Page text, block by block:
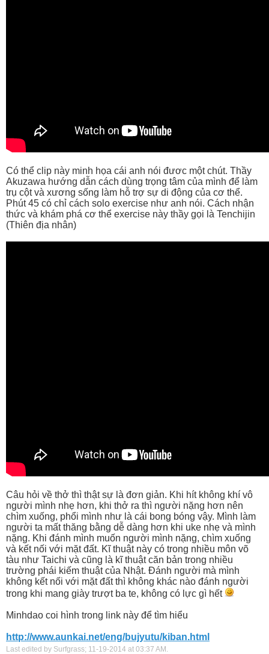
Có thể clip này minh họa cái anh nói đươc một chút. Thầy
Akuzawa hướng dẫn cách dùng trọng tâm của mình để làm
trụ cột và xương sống làm hỗ trợ sự di động của cơ thể.
Phút 45 có chỉ cách solo exercise như anh nói. Cách nhận
thức và khám phá cơ thể exercise này thầy gọi là Tenchijin
(Thiên địa nhân)
Câu hỏi về thở thì thật sự là đơn giản. Khi hít không khí vô
người mình nhẹ hơn, khi thở ra thì người nặng hơn nên
chìm xuống, phổi mình như là cái bong bóng vậy. Mình làm
người ta mất thăng bằng dễ dàng hơn khi uke nhẹ và mình
nặng. Khi đánh mình muốn người mình nặng, chìm xuống
và kết nối với mặt đất. Kĩ thuật này có trong nhiều môn võ
tàu như Taichi và cũng là kĩ thuật căn bản trong nhiều
trường phái kiếm thuật của Nhật. Đánh người mà mình
không kết nối với mặt đất thì không khác nào đánh người
trong khi mang giày trượt ba te, không có lực gì hết
Minhdao coi hình trong link này để tìm hiểu
http://www.aunkai.net/eng/bujyutu/kiban.html
Last edited by Surfgrass; 11-19-2014 at 03:37 AM